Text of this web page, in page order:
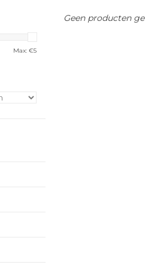
Max: €5
Geen producten